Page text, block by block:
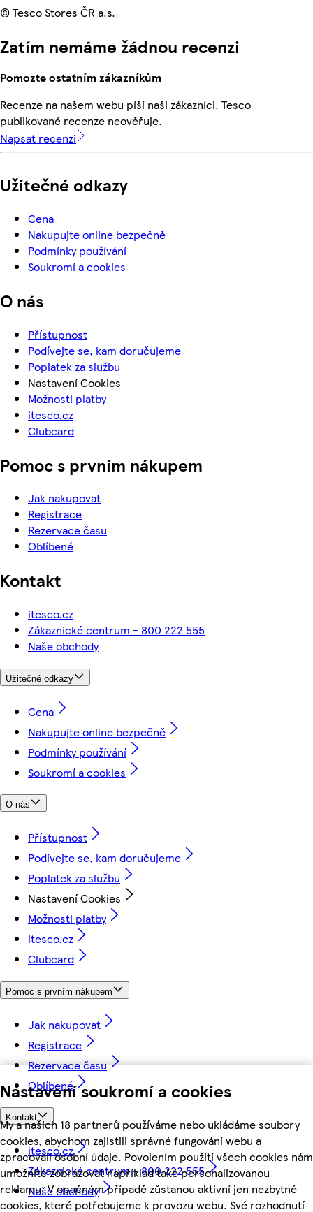
Nastavení soukromí a cookies
My a našich 18 partnerů používáme nebo ukládáme soubory
cookies, abychom zajistili správné fungování webu a
zpracovali osobní údaje. Povolením použití všech cookies nám
umožníte zobrazovat například také personalizovanou
reklamu. V opačném případě zůstanou aktivní jen nezbytné
cookies, které potřebujeme k provozu webu. Své rozhodnutí
© Tesco Stores ČR a.s.
Zatím nemáme žádnou recenzi
Pomozte ostatním zákazníkům
Recenze na našem webu píší naši zákazníci. Tesco
publikované recenze neověřuje.
Napsat recenzi
Užitečné odkazy
Cena
Nakupujte online bezpečně
Podmínky používání
Soukromí a cookies
O nás
Přístupnost
Podívejte se, kam doručujeme
Poplatek za službu
Nastavení Cookies
Možnosti platby
itesco.cz
Clubcard
Pomoc s prvním nákupem
Jak nakupovat
Registrace
Rezervace času
Oblíbené
Kontakt
itesco.cz
Zákaznické centrum - 800 222 555
Naše obchody
Užitečné odkazy
Cena
Nakupujte online bezpečně
Podmínky používání
Soukromí a cookies
O nás
Přístupnost
Podívejte se, kam doručujeme
Poplatek za službu
Nastavení Cookies
Možnosti platby
itesco.cz
Clubcard
Pomoc s prvním nákupem
Jak nakupovat
Registrace
Rezervace času
Oblíbené
Kontakt
itesco.cz
Zákaznické centrum - 800 222 555
Naše obchody